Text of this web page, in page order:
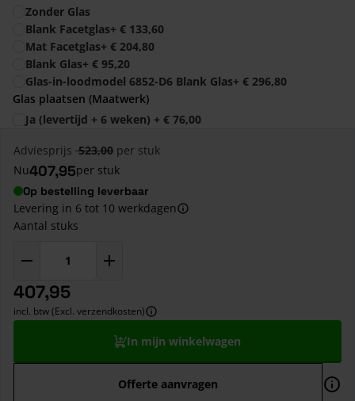
Zonder Glas
Blank Facetglas+ € 133,60
Mat Facetglas+ € 204,80
Blank Glas+ € 95,20
Glas-in-loodmodel 6852-D6 Blank Glas+ € 296,80
Glas plaatsen (Maatwerk)
Ja (levertijd + 6 weken) + € 76,00
Adviesprijs 523,00 per stuk
Nu407,95per stuk
Op bestelling leverbaar
Levering in 6 tot 10 werkdagen
Aantal stuks
407,95
incl. btw (Excl. verzendkosten)
In mijn winkelwagen
Offerte aanvragen